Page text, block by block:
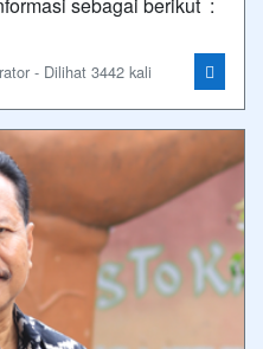
- Dilihat 3442 kali